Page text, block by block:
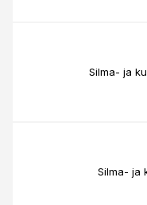
Silma- ja
Silma- ja